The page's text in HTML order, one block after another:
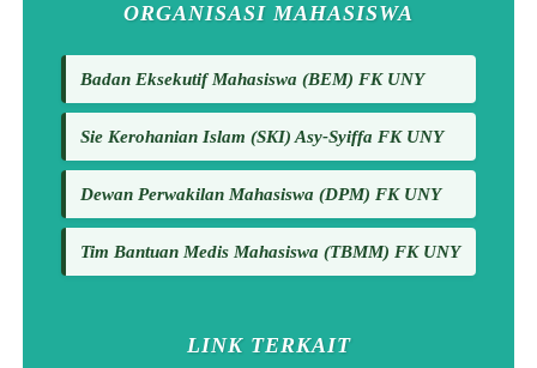
ORGANISASI MAHASISWA
Badan Eksekutif Mahasiswa (BEM) FK UNY
Sie Kerohanian Islam (SKI) Asy-Syiffa FK UNY
Dewan Perwakilan Mahasiswa (DPM) FK UNY
Tim Bantuan Medis Mahasiswa (TBMM) FK UNY
LINK TERKAIT